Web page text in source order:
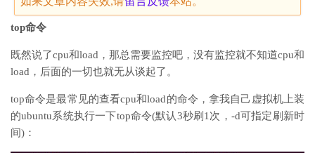
top命令
既然说了cpu和load，那总需要监控吧，没有监控就不知道cpu和
load，后面的一切也就无从谈起了。
top命令是最常见的查看cpu和load的命令，拿我自己虚拟机上装
的ubuntu系统执行一下top命令(默认3秒刷1次，-d可指定刷新时
间)：